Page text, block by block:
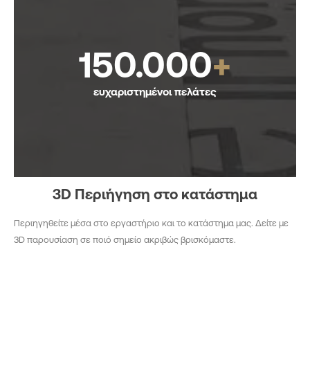
150.000+
ευχαριστημένοι πελάτες
3D Περιήγηση στο κατάστημα
Περιηγηθείτε μέσα στο εργαστήριο και το κατάστημα μας. Δείτε με
3D παρουσίαση σε ποιό σημείο ακριβώς βρισκόμαστε.